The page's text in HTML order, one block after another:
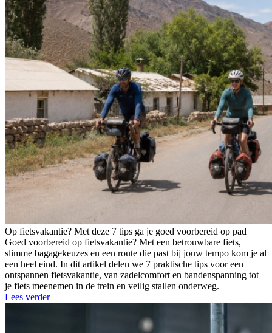
Op fietsvakantie? Met deze 7 tips ga je goed voorbereid op pad
Goed voorbereid op fietsvakantie? Met een betrouwbare fiets,
slimme bagagekeuzes en een route die past bij jouw tempo kom je al
een heel eind. In dit artikel delen we 7 praktische tips voor een
ontspannen fietsvakantie, van zadelcomfort en bandenspanning tot
je fiets meenemen in de trein en veilig stallen onderweg.
Lees verder